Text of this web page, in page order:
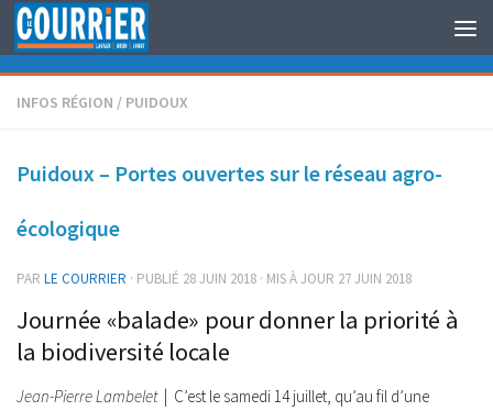
Au dessous du contenu
INFOS RÉGION / PUIDOUX
Puidoux – Portes ouvertes sur le réseau agro-
écologique
PAR LE COURRIER · PUBLIÉ 28 JUIN 2018 · MIS À JOUR 27 JUIN 2018
Journée «balade» pour donner la priorité à
la biodiversité locale
Jean-Pierre Lambelet| C’est le samedi 14 juillet, qu’au fil d’une